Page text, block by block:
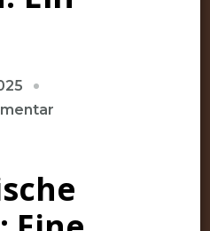
zu
Methoden:
Ein